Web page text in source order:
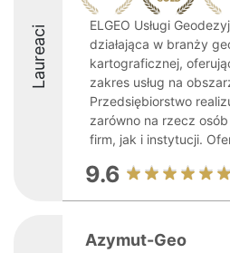
Laureaci
ELGEO Usługi
działająca w branży
kartograficznej,
zakres usług na
Przedsiębiorstwo
zarówno na rzecz
firm, jak i instytucji.
9.6
Azymut-Geo